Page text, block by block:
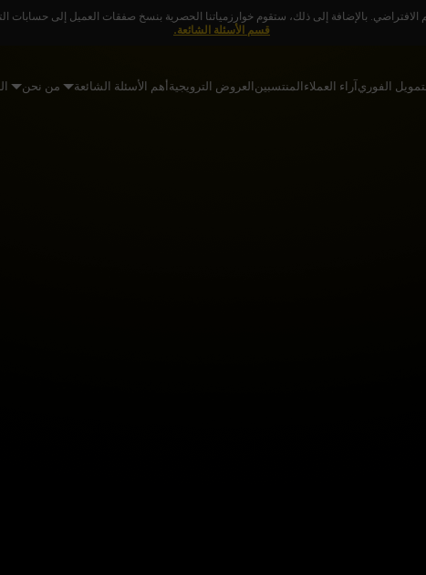
بالإضافة إلى ذلك، ستقوم خوارزمياتنا الحصرية بنسخ صفقات العميل إلى حسابات
قسم الأسئلة الشائعة.
الفوريآراء العملاءالمنتسبينالعروض الترويجيةأهم الأسئلة الشائعة من نحن